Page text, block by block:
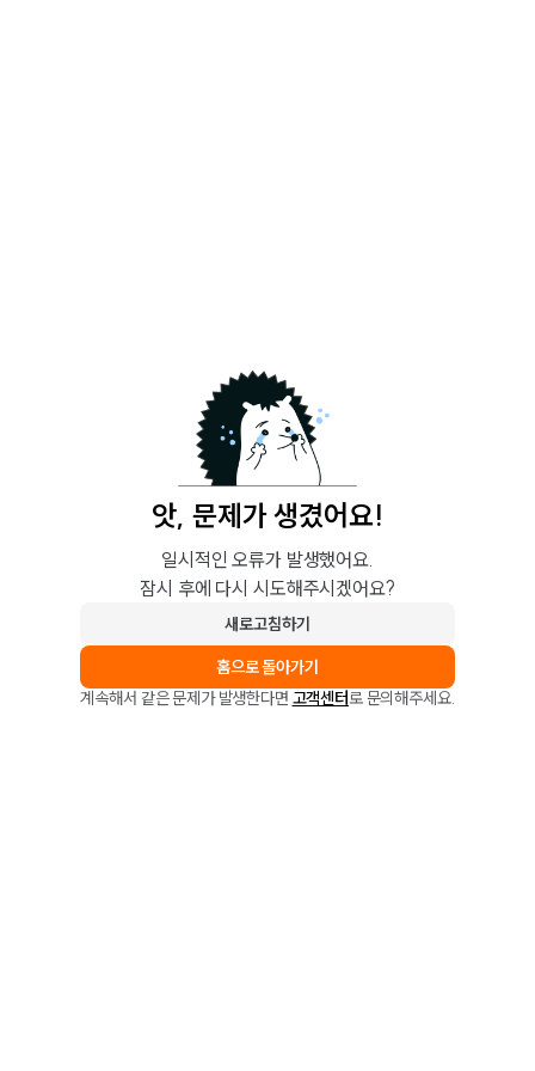
앗, 문제가 생겼어요!
일시적인 오류가 발생했어요.
잠시 후에 다시 시도해주시겠어요?
새로고침하기
홈으로 돌아가기
계속해서 같은 문제가 발생한다면 고객센터로 문의해주세요.